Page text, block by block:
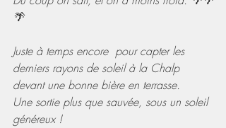
🌴
Juste à temps encore  pour capter les
derniers rayons de soleil à la Chalp
devant une bonne bière en terrasse.
Une sortie plus que sauvée, sous un soleil
généreux !